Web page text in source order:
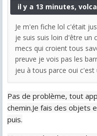
il y a 13 minutes,
Je m'en fiche lol c'était
je suis suis loin d'être un
mecs qui croient tous
preuve je vois pas les
jeu à tous parce oui c'est
Pas de problème, tout
chemin.Je fais des objets
puis.